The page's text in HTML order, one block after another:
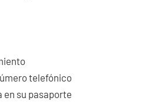
telefónico
su pasaporte